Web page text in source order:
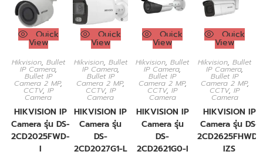
Quick
View
Hikvision, Bullet
IP Camera,
Bullet IP
Camera 2 MP,
CCTV, IP
Camera
HIKVISION IP
Camera รุ่น DS-
2CD2025FWD-
I
Quick
View
Hikvision, Bullet
IP Camera,
Bullet IP
Camera 2 MP,
CCTV, IP
Camera
HIKVISION IP
Camera รุ่น
DS-
2CD2027G1-L
Quick
View
Hikvision,Bullet
IP Camera,
Bullet IP
Camera 2 MP,
CCTV,IP
Camera
HIKVISION IP
Camera รุ่น
DS-
2CD2621G0-I
Quick
View
Hikvision,Bullet
IP Camera,
Bullet IP
Camera 2 MP,
CCTV,IP
Camera
HIKVISION IP
Camera รุ่น DS-
2CD2625FHWD-
IZS